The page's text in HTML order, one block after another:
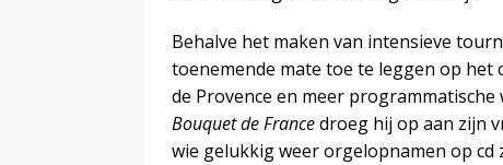
Behalve het maken van intensieve
toenemende mate toe te leggen op het
de Provence en meer
Bouquet de Francedroeg hij op aan zijn
wie gelukkig weer orgelopnamen op cd